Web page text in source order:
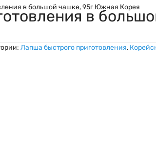
в большой чашке, 95г Южная Корея
в
Лапша быстрого приготовления,